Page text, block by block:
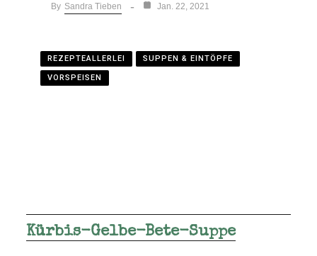
By Sandra Tieben Jan. 22, 2021
REZEPTEALLERLEI SUPPEN & EINTÖPFE
VORSPEISEN
Kürbis-Gelbe-Bete-Suppe